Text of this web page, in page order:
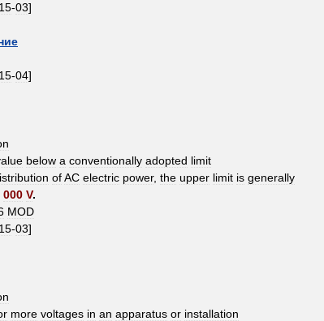
15-03]
15-04]
below a conventionally adopted limit
ofAC electric power, the upper limit is generally
000 V.
MOD
15-03]
more voltages in an apparatus or installation